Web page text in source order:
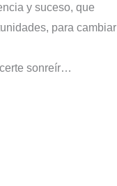
y suceso, que
para cambiar
sonreír…